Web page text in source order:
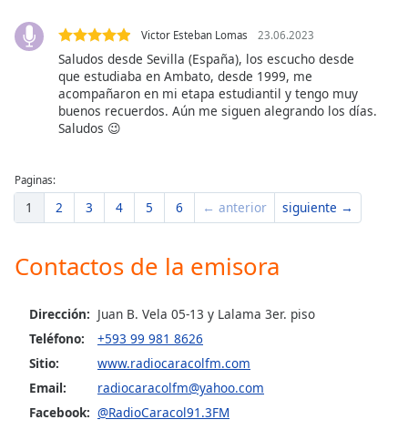
Color
Opacity
Font
Edge
Style
Victor Esteban Lomas 23.06.2023
Saludos desde Sevilla (España), los escucho desde
que estudiaba en Ambato, desde 1999, me
acompañaron en mi etapa estudiantil y tengo muy
buenos recuerdos. Aún me siguen alegrando los días.
Saludos 😉
Paginas:
1 2 3 4 5 6 ← anterior siguiente →
Contactos de la emisora
Dirección: Juan B. Vela 05-13 y Lalama 3er. piso
Teléfono:
+593 99 981 8626
Sitio:
www.radiocaracolfm.com
Email:
radiocaracolfm@yahoo.com
Facebook: @RadioCaracol91.3FM